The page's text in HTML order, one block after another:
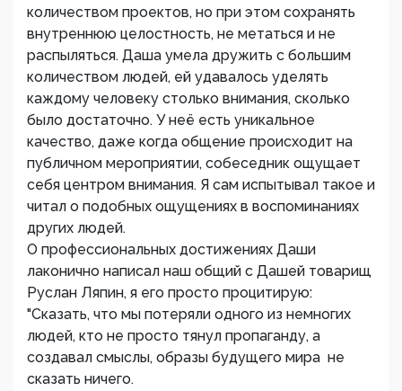
количеством проектов, но при этом сохранять
внутреннюю целостность, не метаться и не
распыляться. Даша умела дружить с большим
количеством людей, ей удавалось уделять
каждому человеку столько внимания, сколько
было достаточно. У неë есть уникальное
качество, даже когда общение происходит на
публичном мероприятии, собеседник ощущает
себя центром внимания. Я сам испытывал такое и
читал о подобных ощущениях в воспоминаниях
других людей.
О профессиональных достижениях Даши
лаконично написал наш общий с Дашей товарищ
Руслан Ляпин, я его просто процитирую:
"Сказать, что мы потеряли одного из немногих
людей, кто не просто тянул пропаганду, а
создавал смыслы, образы будущего мира не
сказать ничего.